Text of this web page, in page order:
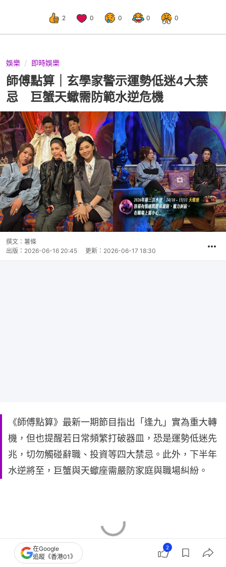
2 0 0 0 0
娛樂 即時娛樂
師傅點算｜玄學家警示運勢低迷4大禁
忌 巨蟹天蠍需防範水逆危機
撰文： 薯條
出版： 2026-06-16 20:45 更新： 2026-06-17 18:30
《師傅點算》最新一期節目指出「逢九」實為重大轉
機，但也提醒若日常頻繁打破器皿，恐是運勢低迷先
兆，切勿觸碰辭職、投資等四大禁忌。此外，下半年
水逆將至，巨蟹與天蠍座需嚴防家庭與職場糾紛。
在Google
追蹤《香港01》
2